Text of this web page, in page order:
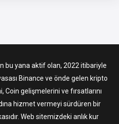
bu yana aktif olan, 2022 itibariyle
Binance ve önde gelen kripto
Coin gelişmelerini ve fırsatlarını
hizmet vermeyi sürdüren bir
Web sitemizdeki anlık kur